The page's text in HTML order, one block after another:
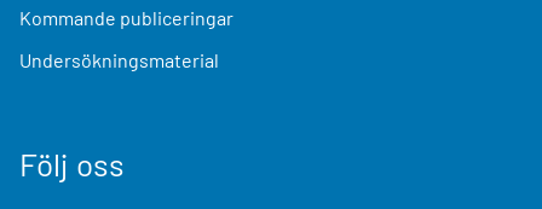
Kommande publiceringar
Undersökningsmaterial
Följ oss